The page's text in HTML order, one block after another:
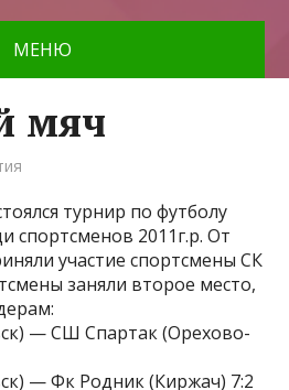
МЕНЮ
мяч
турнир по футболу
спортсменов 2011г.р. От
участие спортсмены СК
заняли второе место,
— СШ Спартак (Орехово-
— Фк Родник (Киржач) 7:2